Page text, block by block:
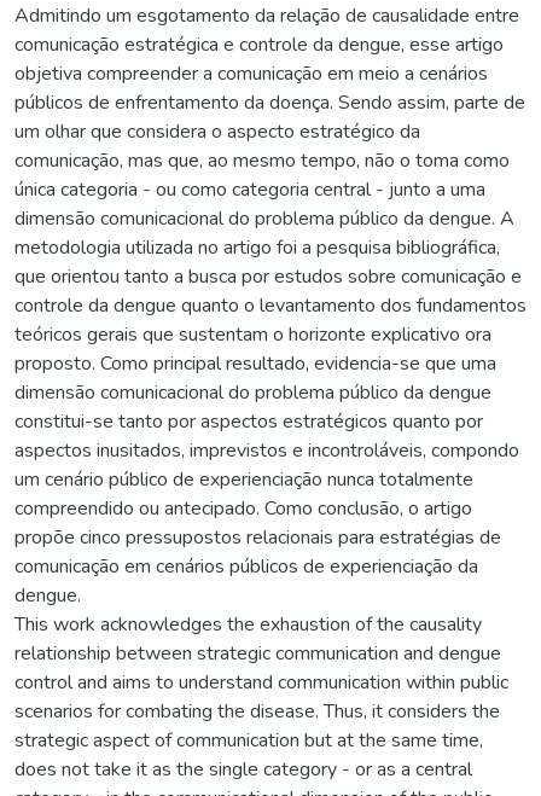
Admitindo um esgotamento da relação de causalidade entre
comunicação estratégica e controle da dengue, esse artigo
objetiva compreender a comunicação em meio a cenários
públicos de enfrentamento da doença. Sendo assim, parte de
um olhar que considera o aspecto estratégico da
comunicação, mas que, ao mesmo tempo, não o toma como
única categoria - ou como categoria central - junto a uma
dimensão comunicacional do problema público da dengue. A
metodologia utilizada no artigo foi a pesquisa bibliográfica,
que orientou tanto a busca por estudos sobre comunicação e
controle da dengue quanto o levantamento dos fundamentos
teóricos gerais que sustentam o horizonte explicativo ora
proposto. Como principal resultado, evidencia-se que uma
dimensão comunicacional do problema público da dengue
constitui-se tanto por aspectos estratégicos quanto por
aspectos inusitados, imprevistos e incontroláveis, compondo
um cenário público de experienciação nunca totalmente
compreendido ou antecipado. Como conclusão, o artigo
propõe cinco pressupostos relacionais para estratégias de
comunicação em cenários públicos de experienciação da
dengue.
This work acknowledges the exhaustion of the causality
relationship between strategic communication and dengue
control and aims to understand communication within public
scenarios for combating the disease. Thus, it considers the
strategic aspect of communication but at the same time,
does not take it as the single category - or as a central